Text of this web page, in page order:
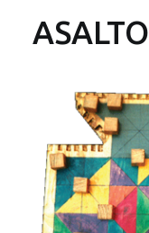
ACTUALITÉS
CONTACT
RECHERCHE
ASALTO